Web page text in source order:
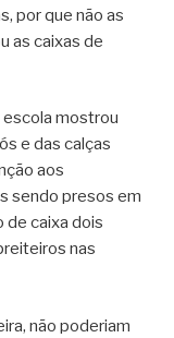
por que não as
as caixas de
escola mostrou
e das calças
aos
sendo presos em
de caixa dois
nas
não poderiam